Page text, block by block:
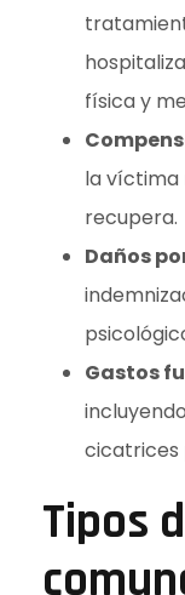
física y
la víctima
recupera.
Daños
Gastos
cicatrices
Tipos